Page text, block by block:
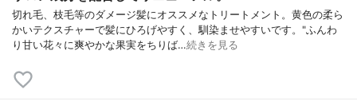
切れ毛、枝毛等のダメージ髪にオススメなトリートメント。黄色の柔ら
かいテクスチャーで髪にひろげやすく、馴染ませやすいです。"ふんわ
り甘い花々に爽やかな果実をちりば…続きを見る